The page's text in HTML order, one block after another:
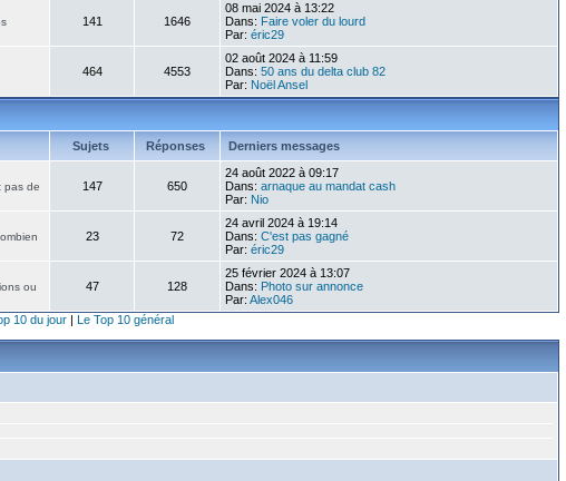
141 1646
08 mai 2024 à 13:22
Dans: Faire voler du lourd
Par: éric29
464 4553
02 août 2024 à 11:59
Dans: 50 ans du delta club 82
Par: Noël Ansel
Sujets Réponses Derniers messages
pas de
147 650
24 août 2022 à 09:17
Dans: arnaque au mandat cash
Par: Nio
23 72
24 avril 2024 à 19:14
Dans: C'est pas gagné
Par: éric29
ou
47 128
25 février 2024 à 13:07
Dans: Photo sur annonce
Par: Alex046
10 du jour| Le Top 10 général